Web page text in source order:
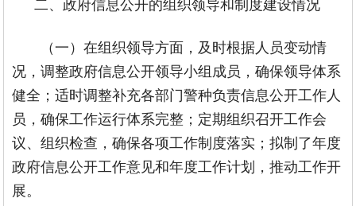
（一）在组织领导方面，及时根据人员变动情
况，调整政府信息公开领导小组成员，确保领导体系
健全；适时调整补充各部门警种负责信息公开工作人
员，确保工作运行体系完整；定期组织召开工作会
议、组织检查，确保各项工作制度落实；拟制了年度
政府信息公开工作意见和年度工作计划，推动工作开
展。